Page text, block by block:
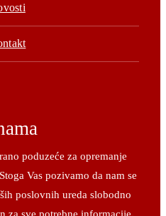
poduzeće za opremanje
Vas pozivamo da nam se
poslovnih ureda slobodno
za sve potrebne informacije.